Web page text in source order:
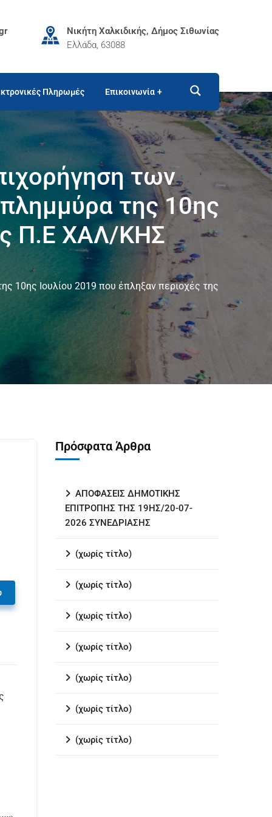
Νικήτη Χαλκιδικής, Δήμος Σιθωνίας
Ελλάδα, 63088
Πληρωμές Επικοινωνία
των
της 10ης
Π.Ε ΧΑΛ/ΚΗΣ
10ης Ιουλίου 2019 που έπληξαν περιοχές της
Πρόσφατα Άρθρα
ΑΠΟΦΑΣΕΙΣ ΔΗΜΟΤΙΚΗΣ
ΕΠΙΤΡΟΠΗΣ ΤΗΣ 19ΗΣ/20-07-
2026 ΣΥΝΕΔΡΙΑΣΗΣ
(χωρίς τίτλο)
(χωρίς τίτλο)
(χωρίς τίτλο)
(χωρίς τίτλο)
(χωρίς τίτλο)
(χωρίς τίτλο)
(χωρίς τίτλο)